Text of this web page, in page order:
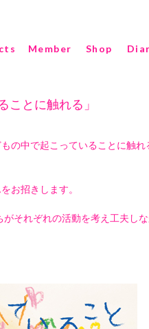
Member Shop
ことに触れる」
の中で起こっていることに触
お招きします。
それぞれの活動を考え工夫し